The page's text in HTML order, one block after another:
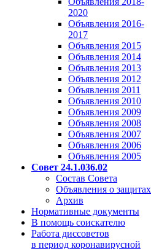
2020
Объявления 2016-
2017
Объявления 2015
Объявления 2014
Объявления 2013
Объявления 2012
Объявления 2011
Объявления 2010
Объявления 2009
Объявления 2008
Объявления 2007
Объявления 2006
Объявления 2005
Совет 24.1.036.02
Состав Совета
Объявления о защитах
Архив
Нормативные документы
В помощь соискателю
Работа диссоветов
в период коронавирусной